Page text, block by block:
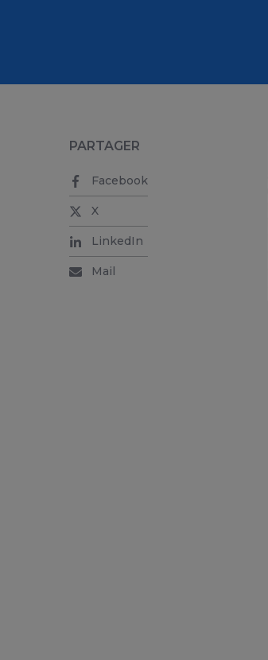
PARTAGER
Facebook
X
LinkedIn
Mail